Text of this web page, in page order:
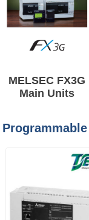
MELSEC FX3G
Main Units